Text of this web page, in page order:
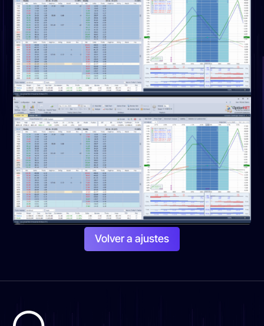
Volver a ajustes